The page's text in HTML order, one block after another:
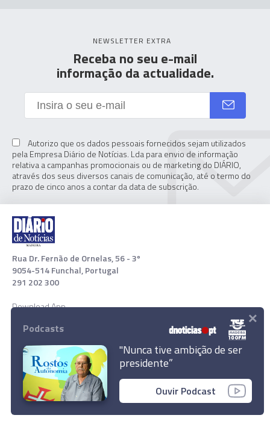
NEWSLETTER EXTRA
Receba no seu e-mail
informação da actualidade.
Autorizo que os dados pessoais fornecidos sejam utilizados
pela Empresa Diário de Notícias. Lda para envio de informação
relativa a campanhas promocionais ou de marketing do DIÁRIO,
através dos seus diversos canais de comunicação, até o termo do
prazo de cinco anos a contar da data de subscrição.
Rua Dr. Fernão de Ornelas, 56 - 3º
9054-514 Funchal, Portugal
291 202 300
Download App
© 2022 Empresa Diário de Notícias, Lda. Todos os direitos
reservados.
Podcasts
"Nunca tive ambição de ser
presidente”
Ouvir Podcast
×